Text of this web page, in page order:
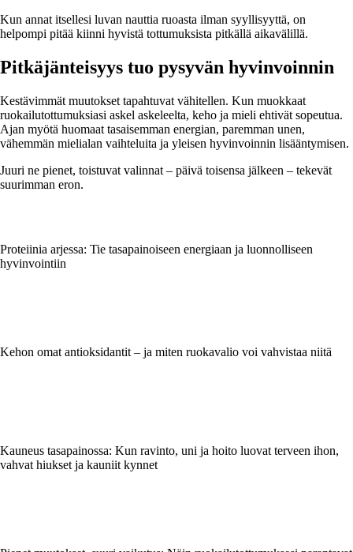
Kun annat itsellesi luvan nauttia ruoasta ilman syyllisyyttä, on
helpompi pitää kiinni hyvistä tottumuksista pitkällä aikavälillä.
Pitkäjänteisyys tuo pysyvän hyvinvoinnin
Kestävimmät muutokset tapahtuvat vähitellen. Kun muokkaat
ruokailutottumuksiasi askel askeleelta, keho ja mieli ehtivät sopeutua.
Ajan myötä huomaat tasaisemman energian, paremman unen,
vähemmän mielialan vaihteluita ja yleisen hyvinvoinnin lisääntymisen.
Juuri ne pienet, toistuvat valinnat – päivä toisensa jälkeen – tekevät
suurimman eron.
Proteiinia arjessa: Tie tasapainoiseen energiaan ja luonnolliseen
hyvinvointiin
Kehon omat antioksidantit – ja miten ruokavalio voi vahvistaa niitä
Kauneus tasapainossa: Kun ravinto, uni ja hoito luovat terveen ihon,
vahvat hiukset ja kauniit kynnet